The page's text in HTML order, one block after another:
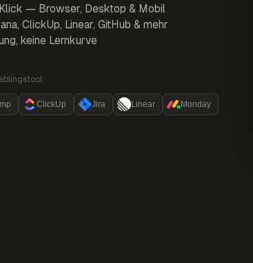
— Browser, Desktop & Mobil
ClickUp, Linear, GitHub & mehr
keine Lernkurve
ClickUp Jira Linear Monday